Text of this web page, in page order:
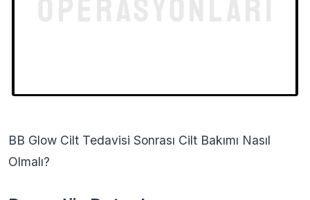
BB Glow Cilt Tedavisi Sonrası Cilt Bakımı Nasıl
Olmalı?